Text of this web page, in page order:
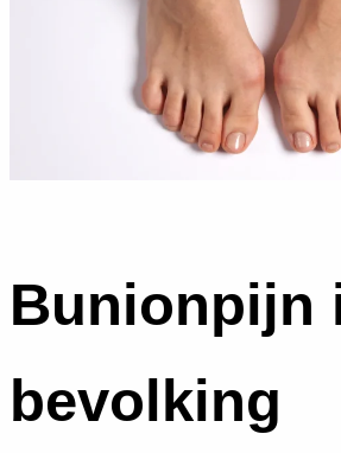
Bunionpijn
bevolking